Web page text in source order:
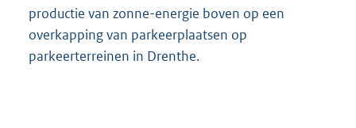
productie van zonne-energie boven op een
overkapping van parkeerplaatsen op
parkeerterreinen in Drenthe.